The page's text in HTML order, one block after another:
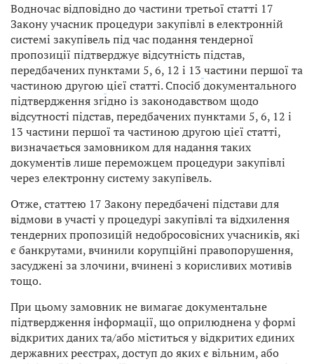
Водночас відповідно до частини третьої статті 17
Закону учасник процедури закупівлі в електронній
системі закупівель під час подання тендерної
пропозиції підтверджує відсутність підстав,
передбачених пунктами 5, 6, 12 і 13 частини першої та
частиною другою цієї статті. Спосіб документального
підтвердження згідно із законодавством щодо
відсутності підстав, передбачених пунктами 5, 6, 12 і
13 частини першої та частиною другою цієї статті,
визначається замовником для надання таких
документів лише переможцем процедури закупівлі
через електронну систему закупівель.
Отже, статтею 17 Закону передбачені підстави для
відмови в участі у процедурі закупівлі та відхилення
тендерних пропозицій недобросовісних учасників, які
є банкрутами, вчинили корупційні правопорушення,
засуджені за злочини, вчинені з корисливих мотивів
тощо.
При цьому замовник не вимагає документальне
підтвердження інформації, що оприлюднена у формі
відкритих даних та/або міститься у відкритих єдиних
державних реєстрах, доступ до яких є вільним, або